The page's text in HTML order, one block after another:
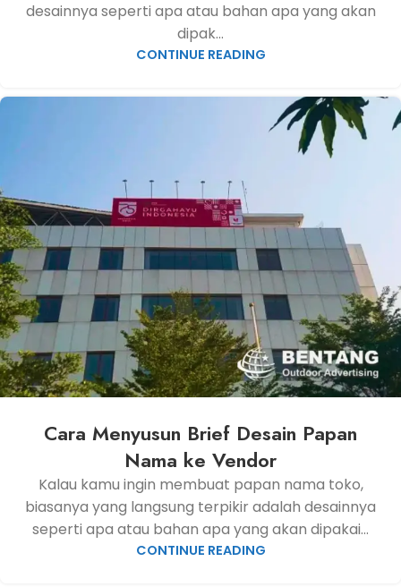
desainnya seperti apa atau bahan apa yang akan
dipak...
CONTINUE READING
Cara Menyusun Brief Desain Papan
Nama ke Vendor
Kalau kamu ingin membuat papan nama toko,
biasanya yang langsung terpikir adalah desainnya
seperti apa atau bahan apa yang akan dipakai...
CONTINUE READING